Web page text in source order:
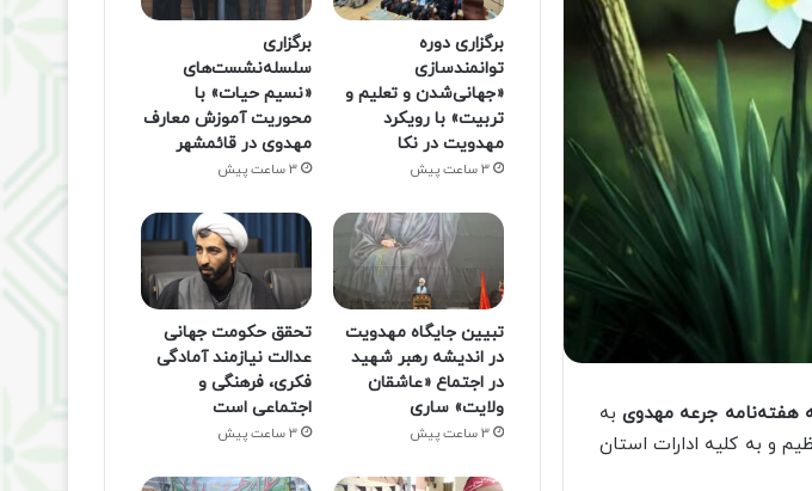
هفته‌نامه جرعه مهدویبه
و به کلیه ادارات استان
برگزاری دوره
توانمندسازی
«جهانی‌شدن و تعلیم و
تربیت» با رویکرد
مهدویت در نکا
3 ساعت پیش
برگزاری
سلسله‌نشست‌های
«نسیم حیات» با
محوریت آموزش معارف
مهدوی در قائمشهر
3 ساعت پیش
تبیین جایگاه مهدویت
در اندیشه رهبر شهید
در اجتماع «عاشقان
ولایت» ساری
3 ساعت پیش
تحقق حکومت جهانی
عدالت نیازمند آمادگی
فکری، فرهنگی و
اجتماعی است
3 ساعت پیش